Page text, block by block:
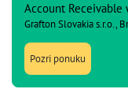
Account Receivable
Grafton Slovakia s.r.o.,
Pozri ponuku